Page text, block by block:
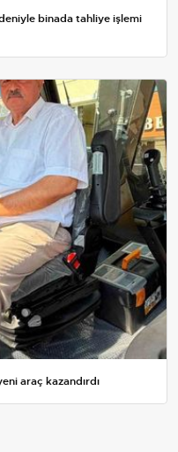
binada tahliye işlemi
araç kazandırdı